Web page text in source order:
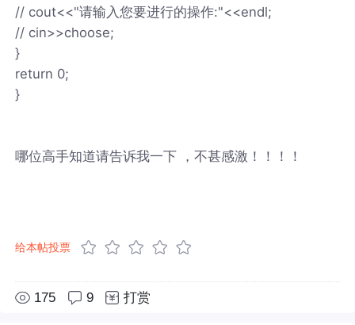
// cout<<"请输入您要进行的操作:"<<endl;
// cin>>choose;
}
return 0;
}
哪位高手知道请告诉我一下 ，不甚感激！！！！
给本帖投票
175 9 打赏